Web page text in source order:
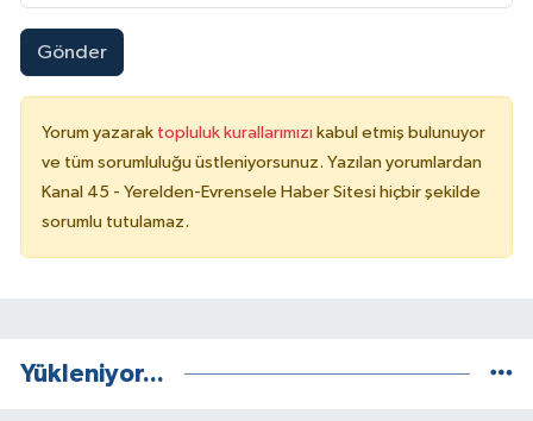
Gönder
Yorum yazarak topluluk kurallarımızı kabul etmiş bulunuyor
ve tüm sorumluluğu üstleniyorsunuz. Yazılan yorumlardan
Kanal 45 - Yerelden-Evrensele Haber Sitesi hiçbir şekilde
sorumlu tutulamaz.
Yükleniyor...